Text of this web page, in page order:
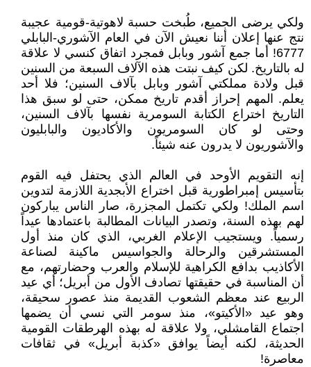
ولكي يرضى الجميع، طُبخت حسبة لاهوتية-قومية عجيبة
نتج عنها إعلان أننا نعيش الآن في العام الآشوري-البابلي
6777! أما جمع آشور وبابل فمجرد اتفاق كنسي لا علاقة
له بالتاريخ. لكن كيف نبتت هذه الآلاف السبعة من السنين
قبل ولادة مملكتي آشور وبابل بآلاف السنين؛ فلا أحد
يعلم. المهم إحراز أقدم تاريخ ممكن، حتى لو سبق هذا
التاريخ اختراع الكتابة السومرية نفسها بآلاف السنين،
وحتى لو كان السومريون والأكاديون والبابليون
والآشوريون لا يدرون عنه شيئاً.
إنه التقويم الأوحد في العالم الذي يحتفل فيه القوم
بتأسيس إمبراطورية قبل اختراع الأبجدية اللازمة لتدوين
اسم الملك! ولكي تكتمل المجزرة، صار الناس يباركون
لهم بهذه السنة، وتصدر البيانات المطالبة باعتمادها عيداً
رسمياً. ويستجيب الإعلام الغربي، الذي كان منذ أول
المستشرقين والرحالة والجواسيس ماكينة لصناعة
الأكاذيب بدافع الكراهية للإسلام والعرب وحضارتهم، مع
أن المناسبة في حقيقتها تصادف الأول من أبريل؛ أي عيد
الربيع عند معظم الشعوب القديمة منذ عصور سحيقة،
وهو عيد «الأكيتو»، منذ سومر التي نسي أن يضمها
اجتماع القامشلي، ولا علاقة له بهذه الهرطقات القومية
الحديثة، لكنه أيضاً يوافق «كذبة أبريل» في ثقافات
معاصرة!